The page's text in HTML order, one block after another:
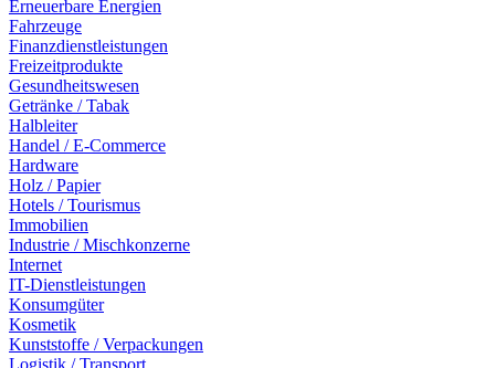
Erneuerbare Energien
Fahrzeuge
Finanzdienstleistungen
Freizeitprodukte
Gesundheitswesen
Getränke / Tabak
Halbleiter
Handel / E-Commerce
Hardware
Holz / Papier
Hotels / Tourismus
Immobilien
Industrie / Mischkonzerne
Internet
IT-Dienstleistungen
Konsumgüter
Kosmetik
Kunststoffe / Verpackungen
Logistik / Transport